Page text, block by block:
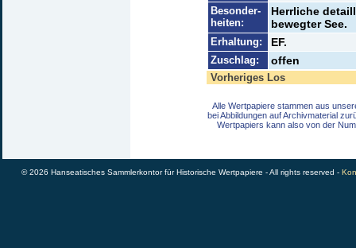
Besonder-
heiten:
Herrliche
bewegter See.
Erhaltung: EF.
Zuschlag: offen
Vorheriges Los
Alle Wertpapiere stammen aus
bei Abbildungen auf Archivmaterial
Wertpapiers kann also von der
© 2026 Hanseatisches Sammlerkontor für Historische Wertpapiere - All rights reserved -